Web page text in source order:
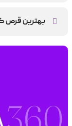
بهترین قرص
آپوویتال، قرص